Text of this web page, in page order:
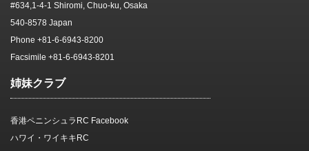
#634,1-4-1 Shiromi, Chuo-ku, Osaka
540-8578 Japan
Phone +81-6-6943-8200
Facsimile +81-6-6943-8201
姉妹クラブ
香港ペニンシュラRC Facebook
ハワイ・ワイキキRC